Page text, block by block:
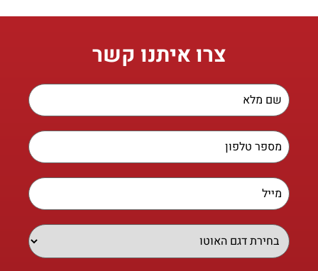
צרו איתנו קשר